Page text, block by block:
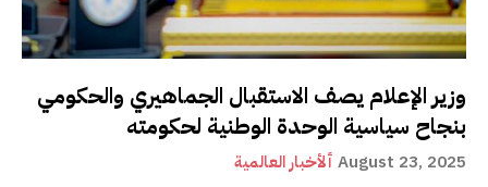
وزير الإعلام يصف الاستقبال الجماهيري والحكومي
بنجاح سياسية الوحدة الوطنية لحكومته
ألأخبار العالمية August 23, 2025